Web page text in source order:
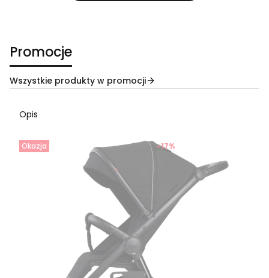
Promocje
Wszystkie produkty w promocji
Opis
Okazja -17%